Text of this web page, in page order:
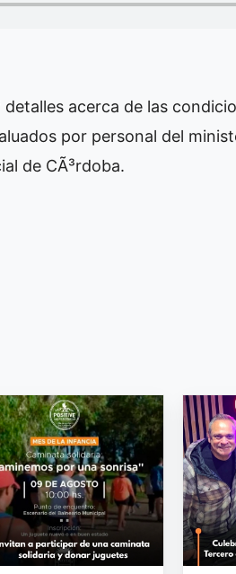
acerca de las
por personal del
de CÃ³rdoba.